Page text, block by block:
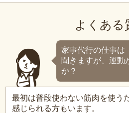
よくある
家事代行の仕事は
聞きますが、運動
か？
最初は普段使わない筋肉を使う
感じられる方もいます。